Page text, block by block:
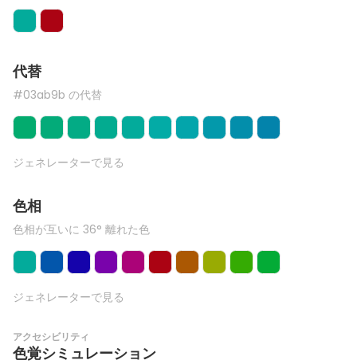
代替
#03ab9b の代替
ジェネレーターで見る
色相
色相が互いに 36° 離れた色
ジェネレーターで見る
アクセシビリティ
色覚シミュレーション